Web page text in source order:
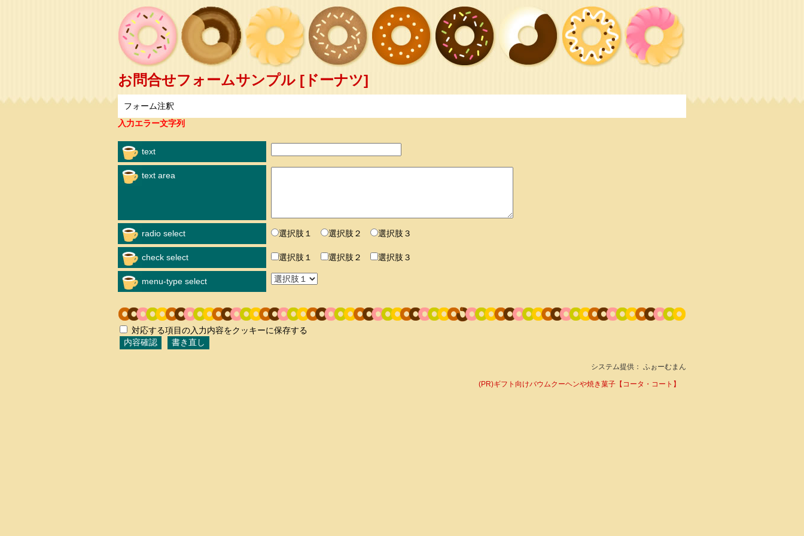
お問合せフォームサンプル [ドーナツ]
フォーム注釈
入力エラー文字列
text
text area
radio select 選択肢１ 選択肢２ 選択肢３
check select 選択肢１ 選択肢２ 選択肢３
menu-type select
対応する項目の入力内容をクッキーに保存する
システム提供： ふぉーむまん
(PR)ギフト向けバウムクーヘンや焼き菓子【コータ・コート】